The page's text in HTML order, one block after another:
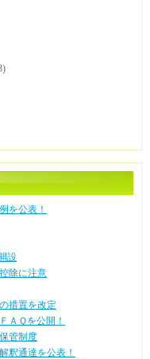
を公表！
設
除に注意
措置を改定
ＡＱを公開！
管制度
釈通達を公表！